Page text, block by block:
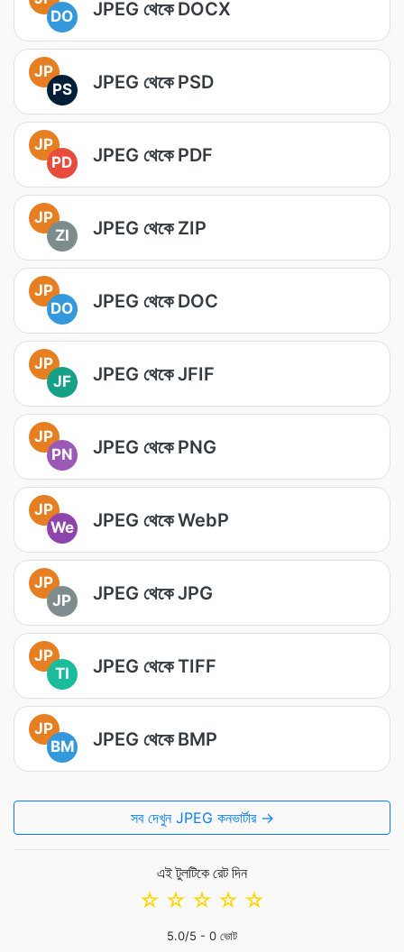
DO
JPEG থেকে DOCX
JP
PS
JPEG থেকে PSD
JP
PD
JPEG থেকে PDF
JP
ZI
JPEG থেকে ZIP
JP
DO
JPEG থেকে DOC
JP
JF
JPEG থেকে JFIF
JP
PN
JPEG থেকে PNG
JP
We
JPEG থেকে WebP
JP
JP
JPEG থেকে JPG
JP
TI
JPEG থেকে TIFF
JP
BM
JPEG থেকে BMP
সব দেখুন JPEG কনভার্টার →
এই টুলটিকে রেট দিন
☆
☆
☆
☆
☆
5.0/5 - 0 ভোট